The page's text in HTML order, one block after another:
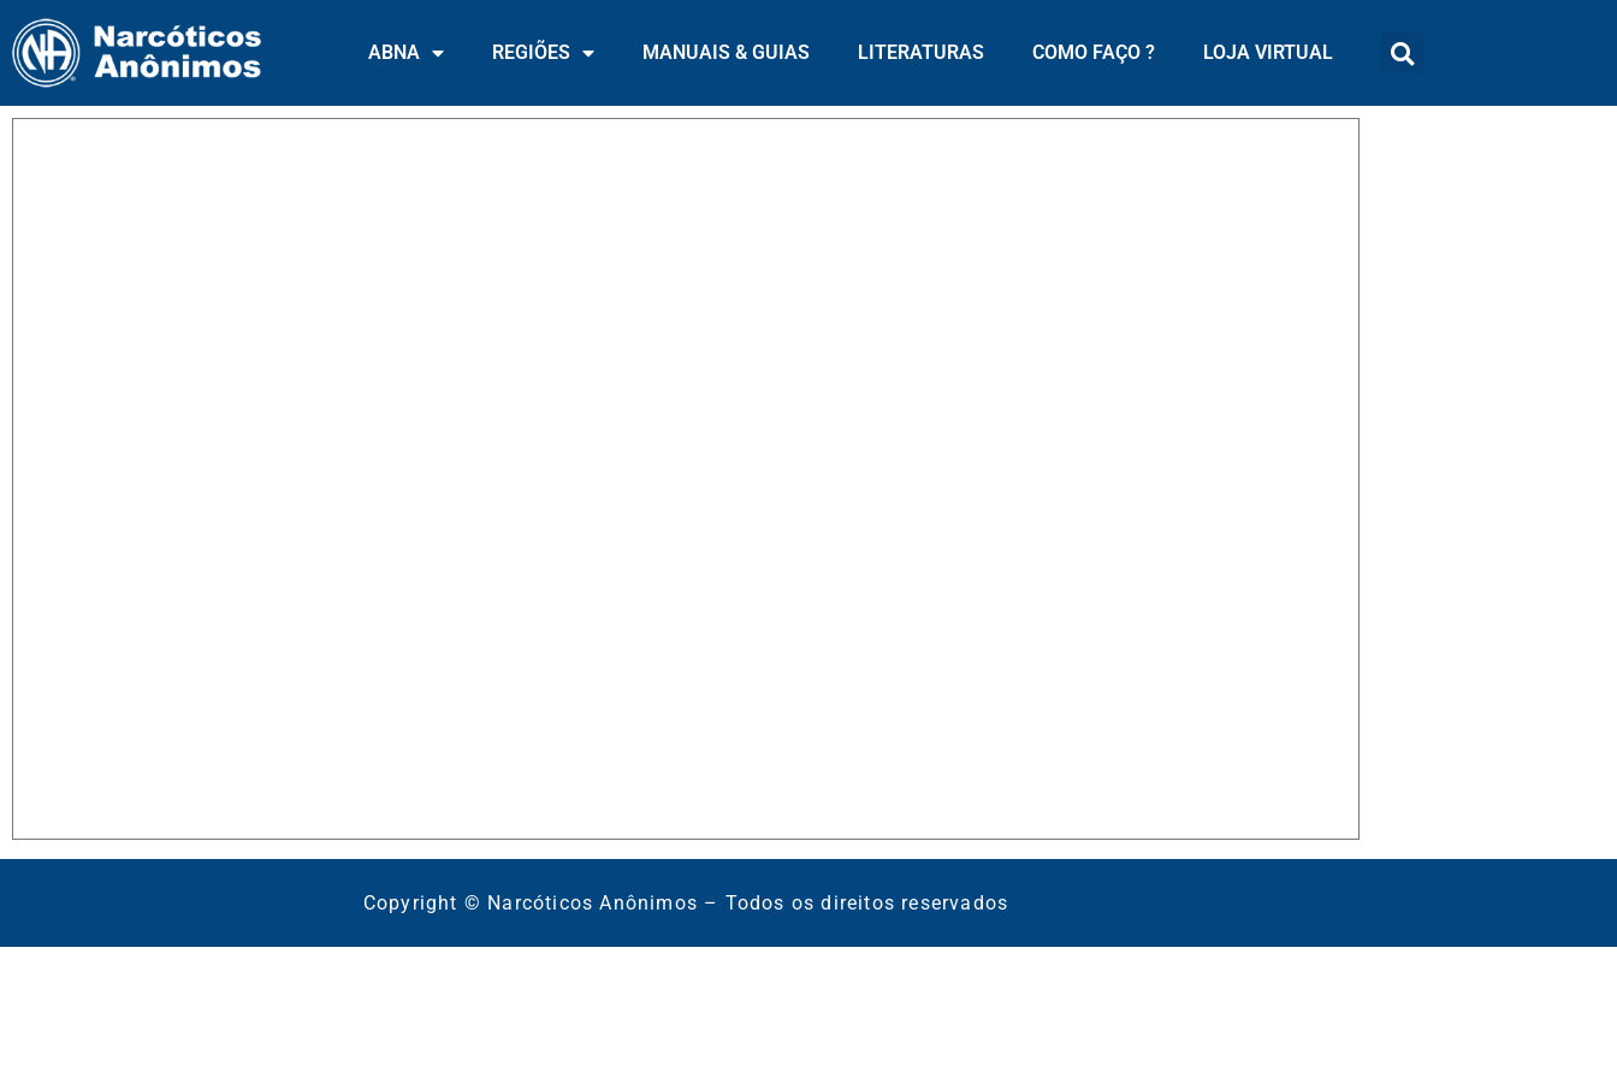
ABNA REGIÕES MANUAIS & GUIAS LITERATURAS COMO FAÇO ? LOJA VIRTUAL
Copyright © Narcóticos Anônimos – Todos os direitos reservados